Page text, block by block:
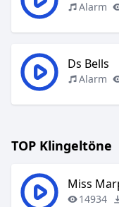
Alarm
Ds Bells
Alarm
TOP Klingeltöne
Miss
14934